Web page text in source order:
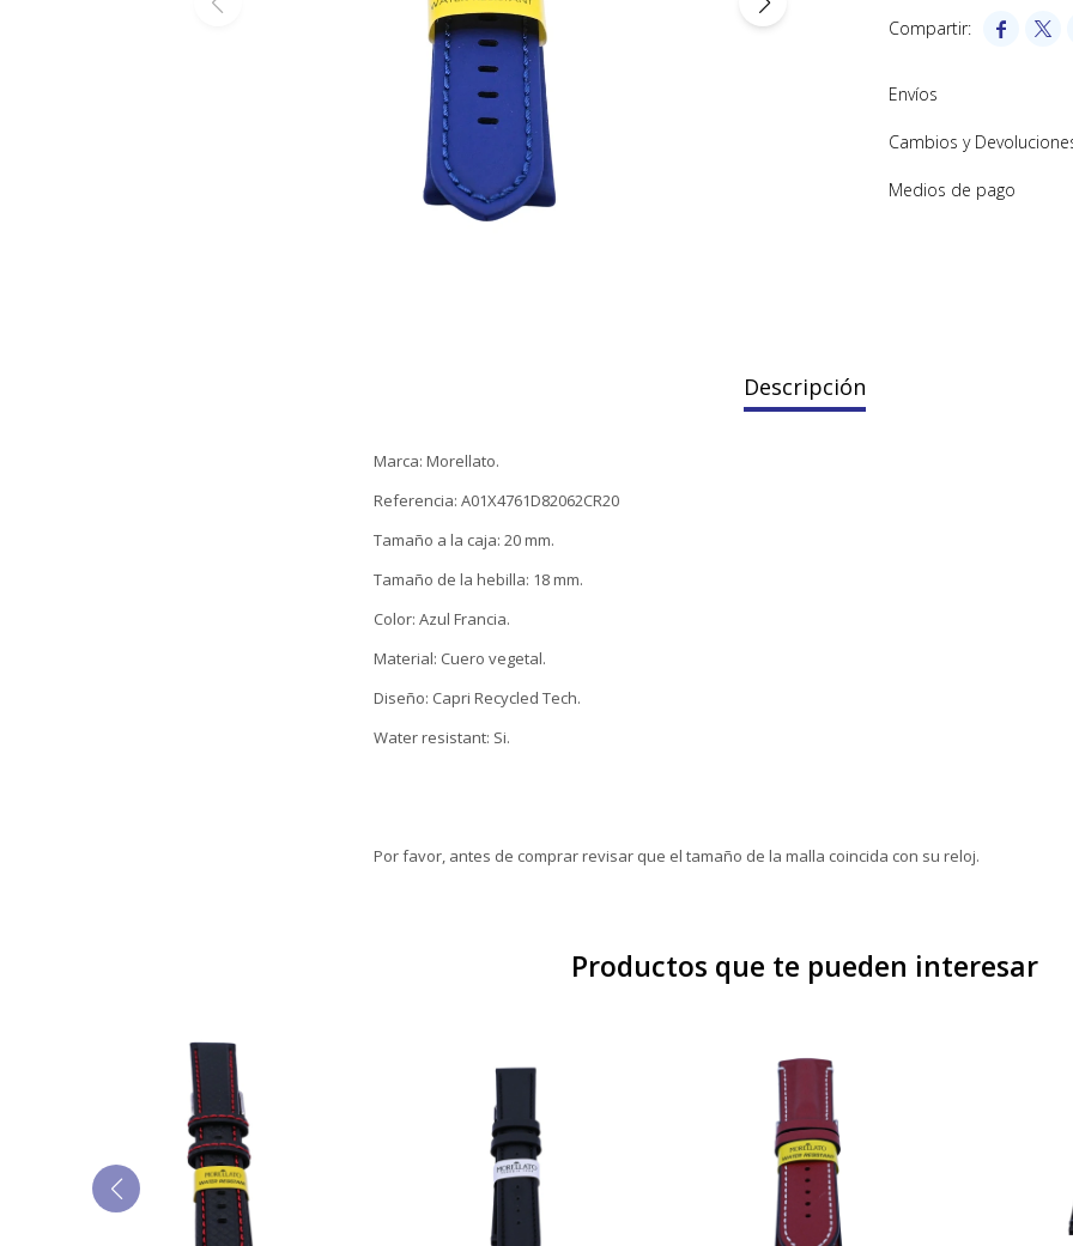
 
Envíos
Cambios y
Medios de pago
Descripción
Marca: Morellato.
Referencia: A01X4761D82062CR20
Tamaño a la caja: 20 mm.
Tamaño de la hebilla: 18 mm.
Color: Azul Francia.
Material: Cuero vegetal.
Diseño: Capri Recycled Tech.
Water resistant: Si.
Por favor, antes de comprar revisar que el tamaño de la malla coincida con su reloj.
Productos que te pueden interesar